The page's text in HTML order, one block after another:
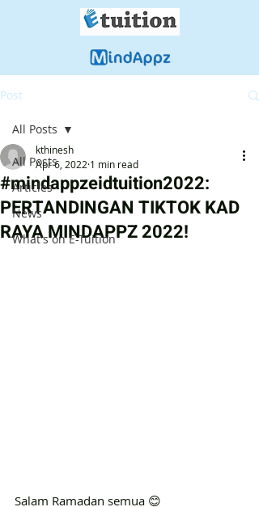
Post
All Posts
Articles
News
What's on E-Tuition
All Posts
#mindappzeidtuition2022:
PERTANDINGAN TIKTOK KAD
RAYA MINDAPPZ 2022!
kthinesh
Apr 6, 2022 1 min read
Salam Ramadan semua 😊